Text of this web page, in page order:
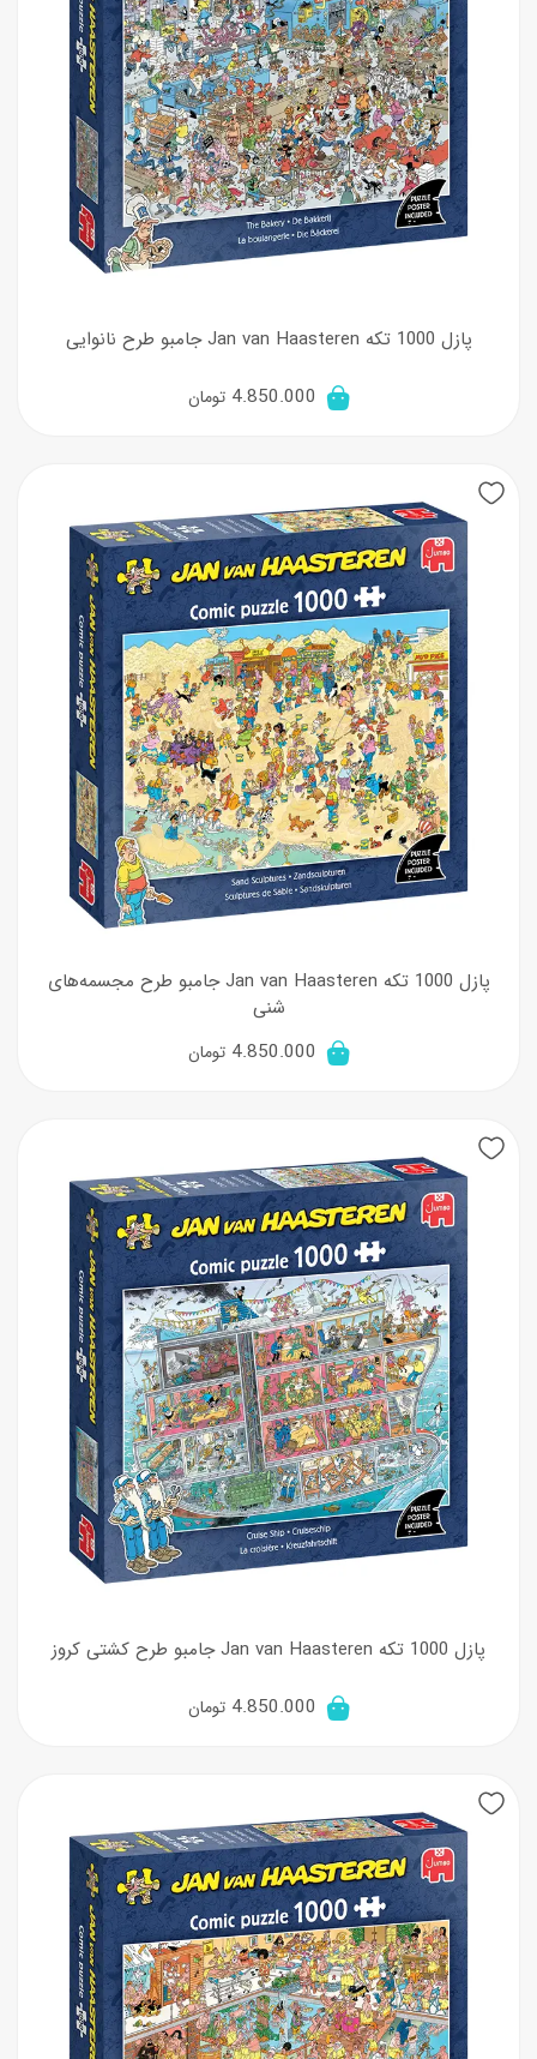
پازل 1000 تکه Jan van Haasteren جامبو طرح نانوایی
4.850.000 تومان
پازل 1000 تکه Jan van Haasteren جامبو طرح مجسمه‌های
شنی
4.850.000 تومان
پازل 1000 تکه Jan van Haasteren جامبو طرح کشتی کروز
4.850.000 تومان